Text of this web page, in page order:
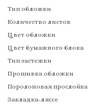
Тип обложки
Количество листов
Цвет обложки
Цвет бумажного блока
Тип застежки
Прошивка обложки
Поролоновая прослойка
Закладка-ляссе